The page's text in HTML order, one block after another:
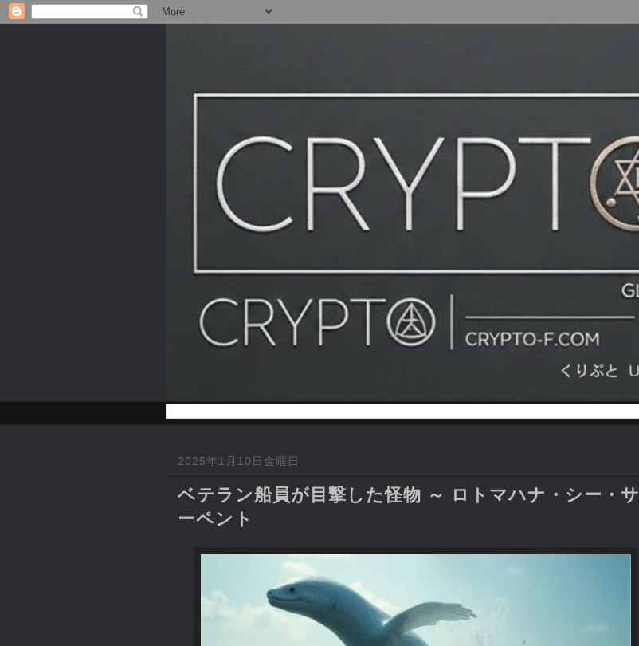
2025年1月10日金曜日
ベテラン船員が目撃した怪物 ～ ロトマハナ・シー・サ
ーペント